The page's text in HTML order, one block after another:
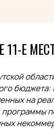
11-Е
бюджета:
на
программы